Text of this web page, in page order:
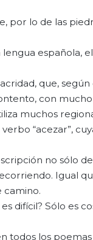
por lo de las
española,
que,
con
muchos
“acezar”,
no sólo
Igual
camino.
difícil? Sólo es
todos los